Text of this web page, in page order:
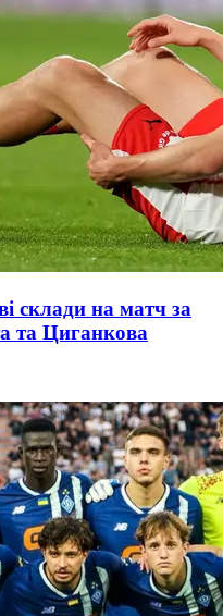
склади на матч за
та Циганкова